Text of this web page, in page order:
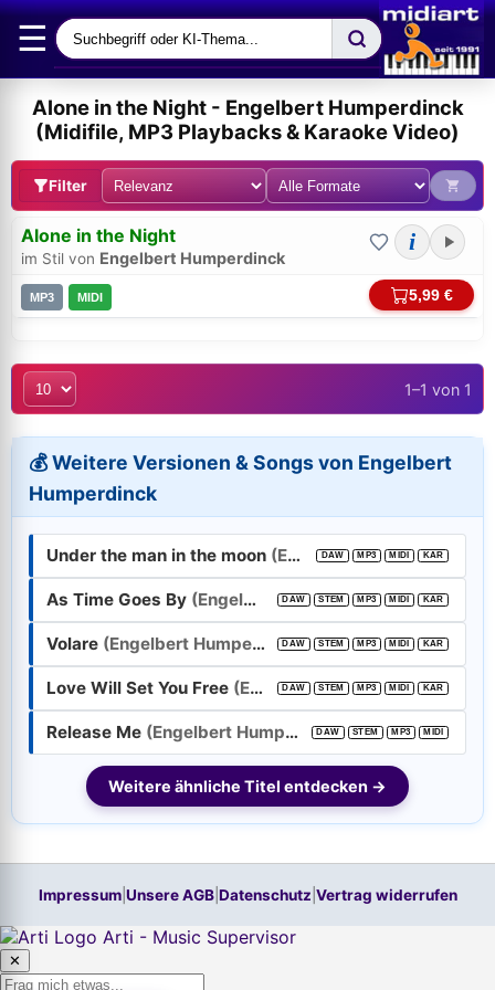
☰
Alone in the Night - Engelbert Humperdinck
(Midifile, MP3 Playbacks & Karaoke Video)
Filter
Alone in the Night
im Stil von Engelbert Humperdinck
i
MP3 MIDI 5,99 €
1–1 von 1
💰 Weitere Versionen & Songs von Engelbert
Humperdinck
Under the man in the moon (Engelbert Humperdinck) DAW MP3 MIDI KAR
As Time Goes By (Engelbert Humperdinck) DAW STEM MP3 MIDI KAR
Volare (Engelbert Humperdinck) DAW STEM MP3 MIDI KAR
Love Will Set You Free (Engelbert Humperdinck) DAW STEM MP3 MIDI KAR
Release Me (Engelbert Humperdinck) DAW STEM MP3 MIDI
Weitere ähnliche Titel entdecken →
Impressum| Unsere AGB| Datenschutz Vertrag widerrufen
Arti - Music Supervisor
✕
Bei midi.de anmelden
Sicherer Login für Ihre Bestellungen & Downloads
E-Mail-Adresse:
Passwort:
Weiter
Trage bitte vorher Deine E-Mail-Adresse in das Feld oben ein.
Hilfe, ich habe meinPasswortvergessen!
Neu hier? Jetzt kostenloses Konto anlegen